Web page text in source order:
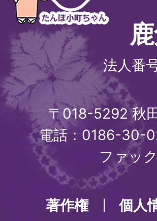
法人番
〒018-5292 秋
電話：0186-30-
ファッ
著作権 個人